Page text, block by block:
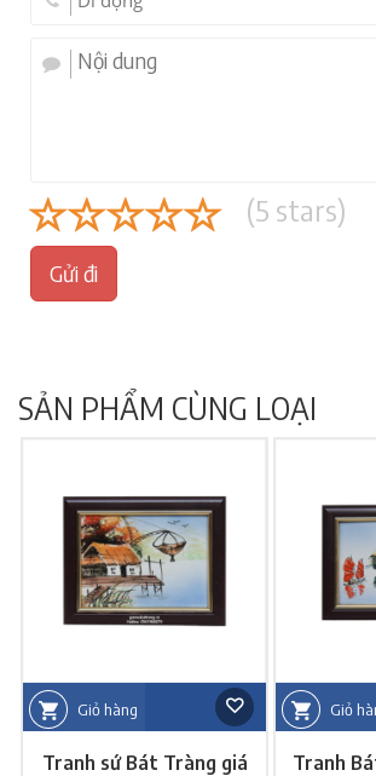
(5 stars)
Gửi đi
SẢN PHẨM CÙNG LOẠI
Giỏ hàng
Tranh sứ Bát Tràng giá
Giỏ
Tranh